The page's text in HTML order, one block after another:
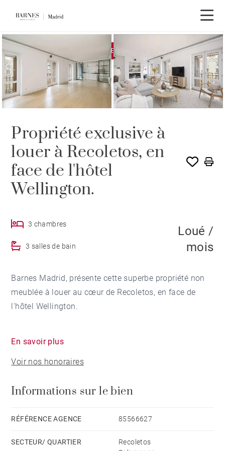
EXCLUSIVITÉ LOUÉ PAR BARNES
Propriété exclusive à
louer à Recoletos, en
face de l'hôtel
Wellington.
3 chambres
3 salles de bain
Loué /
mois
Barnes Madrid, présente cette superbe propriété non
meublée à louer au cœur de Recoletos, en face de
l'hôtel Wellington.
étage extérieur d'un immeuble élégant, avec des
fenêtres allant du sol au plafond qui offrent une
une disposition impeccable et des planchers en bois
caractéristiques qui la rendent idéale pour ceux qui
exclusif.
En savoir plus
Voir nos honoraires
Informations sur le bien
RÉFÉRENCE AGENCE 85566627
SECTEUR/ QUARTIER
Recoletos